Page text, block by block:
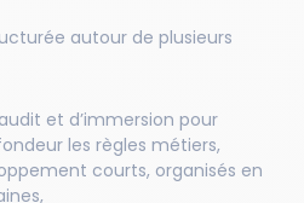
autour de plusieurs
et d’immersion pour
les règles métiers,
courts, organisés en